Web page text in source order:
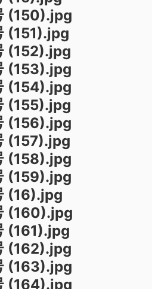
(150).jpg
(151).jpg
(152).jpg
(153).jpg
(154).jpg
(155).jpg
(156).jpg
(157).jpg
(158).jpg
(159).jpg
(16).jpg
(160).jpg
(161).jpg
(162).jpg
(163).jpg
(164).jpg